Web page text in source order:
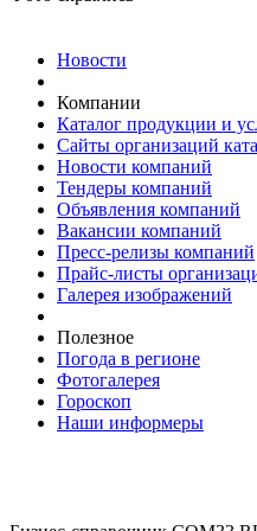
Новости
Компании
Каталог продукции и
Сайты организаций
Новости компаний
Тендеры компаний
Объявления компаний
Вакансии компаний
Пресс-релизы компаний
Прайс-листы
Галерея изображений
Полезное
Погода в регионе
Фотогалерея
Гороскоп
Наши информеры